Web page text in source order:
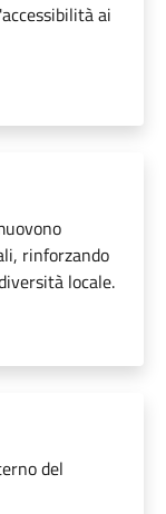
ai
rinforzando
locale.
del